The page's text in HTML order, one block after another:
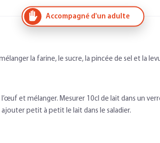
Accompagné d'un adulte
la farine, le sucre, la pincée de sel et la
et mélanger. Mesurer 10cl de lait dans un
ajouter petit à petit le lait dans le saladier.